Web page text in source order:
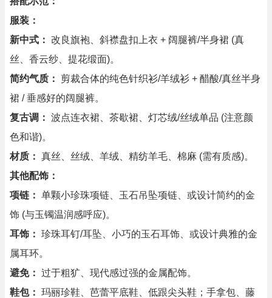
服装：
新中式： 改良旗袍、斜襟盘扣上衣 + 阔腿裤/半身裙 (真
丝、香云纱、提花缎面)。
简约气质：
剪裁合体的纯色针织衫/羊绒衫 + 醋酸/真丝半身
裙 / 垂感好的阔腿裤。
复古调： 波点连衣裙、茶歇裙、灯芯绒/丝绒单品 (注意颜
色和谐)。
材质： 真丝、丝绒、羊绒、精纺羊毛、棉麻 (需有质感)。
其他配饰：
项链： 单颗小珍珠项链、玉石吊坠项链、或设计简约的金
饰 (与玉镯温润感呼应)。
耳饰： 珍珠耳钉/耳坠、小巧的玉石耳饰、或设计典雅的金
属耳环。
避免： 过于粗犷、现代感过强的金属配饰。
鞋包： 玛丽珍鞋、芭蕾平底鞋、低跟尖头鞋；手拿包、藤